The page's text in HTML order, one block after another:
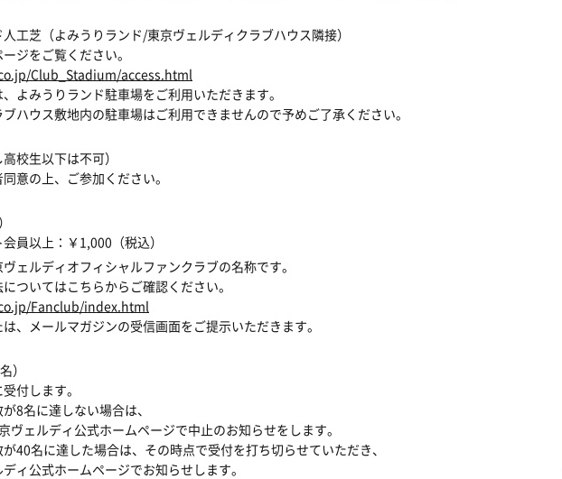
工芝（よみうりランド/東京ヴェルディクラブハウス隣接）
ジをご覧ください。
Club_Stadium/access.html
よみうりランド駐車場をご利用いただきます。
ハウス敷地内の駐車場はご利用できませんので予めご了承ください。
校生以下は不可）
意の上、ご参加ください。
員以上：￥1,000（税込）
ェルディオフィシャルファンクラブの名称です。
ついてはこちらからご確認ください。
Fanclub/index.html
、メールマガジンの受信画面をご提示いただきます。
）
付します。
8名に達しない場合は、
ェルディ公式ホームページで中止のお知らせをします。
40名に達した場合は、その時点で受付を打ち切らせていただき、
ィ公式ホームページでお知らせします。